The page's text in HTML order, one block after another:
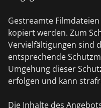
Gestreamte
kopiert werden. Zum
Vervielfältigungen sind
entsprechende
Umgehung dieser
erfolgen und kann
Die Inhalte des